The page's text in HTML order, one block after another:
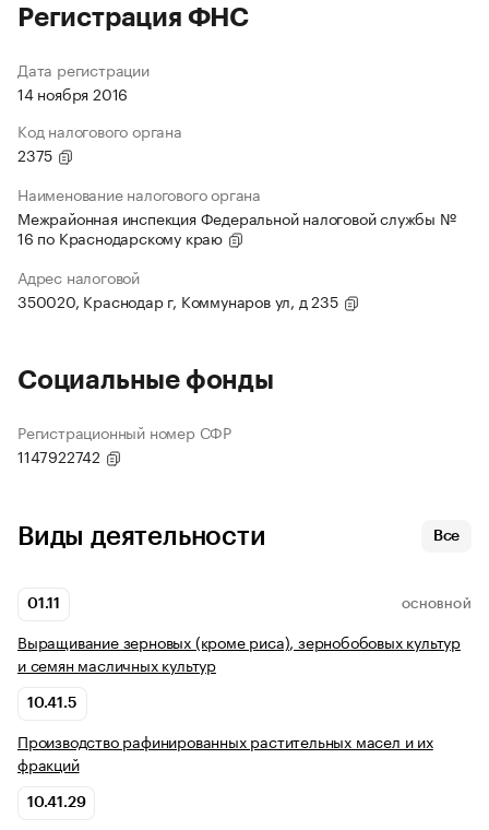
Регистрация ФНС
Дата регистрации
14 ноября 2016
Код налогового органа
2375
Наименование налогового органа
Межрайонная инспекция Федеральной налоговой службы №
16 по Краснодарскому краю
Адрес налоговой
350020, Краснодар г, Коммунаров ул, д 235
Социальные фонды
Регистрационный номер СФР
1147922742
Виды деятельности Все
01.11 ОСНОВНОЙ
Выращивание зерновых (кроме риса), зернобобовых культур
и семян масличных культур
10.41.5
Производство рафинированных растительных масел и их
фракций
10.41.29